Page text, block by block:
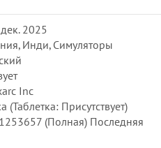
2025
Инди, Симуляторы
Inc
(Таблетка: Присутствует)
(Полная) Последняя